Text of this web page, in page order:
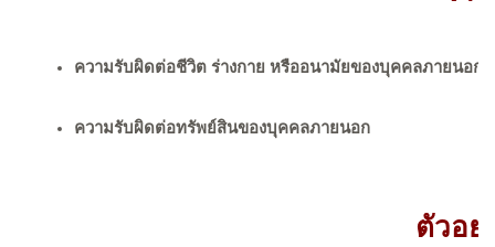
ความรับผิดต่อชีวิต ร่างกาย หรืออนามัยของบุคคลภายนอก
ความรับผิดต่อทรัพย์สินของบุคคลภายนอก
ตัวอย่